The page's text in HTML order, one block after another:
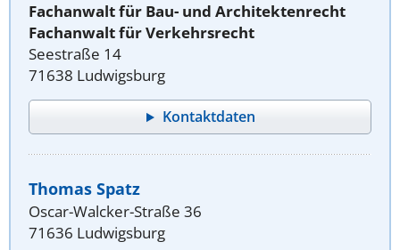
Fachanwalt für Bau- und Architektenrecht
Fachanwalt für Verkehrsrecht
Seestraße 14
71638 Ludwigsburg
Kontaktdaten
Thomas Spatz
Oscar-Walcker-Straße 36
71636 Ludwigsburg